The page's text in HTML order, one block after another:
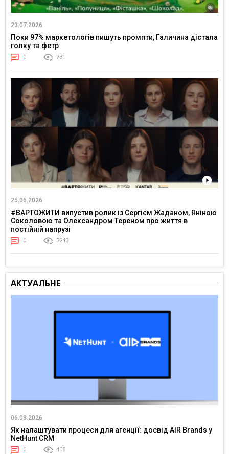
23.07.2026
Поки 97% маркетологів пишуть промпти, Галичина дістала
голку та фетр
0 731
25.06.2026
#ВАРТОЖИТИ випустив ролик із Сергієм Жаданом, Яніною
Соколовою та Олександром Тереном про життя в
постійній напрузі
0 3243
АКТУАЛЬНЕ
06.08.2026
Як налаштувати процеси для агенції: досвід AIR Brands у
NetHunt CRM
0 408